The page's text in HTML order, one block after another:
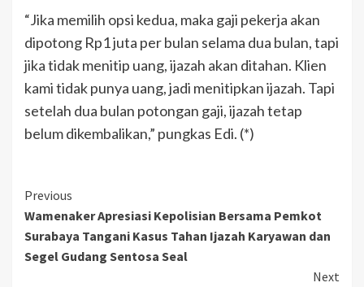
“Jika memilih opsi kedua, maka gaji pekerja akan
dipotong Rp1 juta per bulan selama dua bulan, tapi
jika tidak menitip uang, ijazah akan ditahan. Klien
kami tidak punya uang, jadi menitipkan ijazah. Tapi
setelah dua bulan potongan gaji, ijazah tetap
belum dikembalikan,” pungkas Edi. (*)
Previous
Wamenaker Apresiasi Kepolisian Bersama Pemkot
Surabaya Tangani Kasus Tahan Ijazah Karyawan dan
Segel Gudang Sentosa Seal
Next